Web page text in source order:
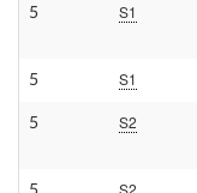
5 S1
5 S1
5 S2
S2